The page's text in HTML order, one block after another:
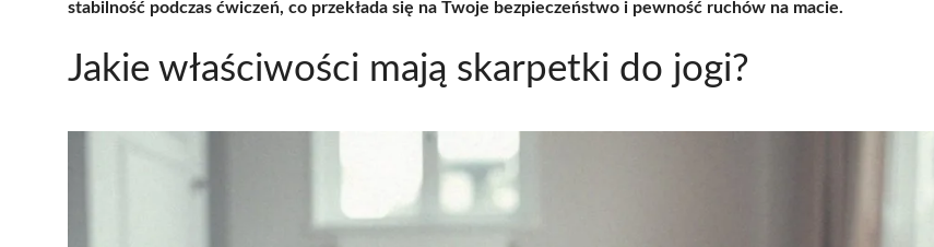
stabilność podczas ćwiczeń, co przekłada się na Twoje bezpieczeństwo i pewność ruchów na macie.
Jakie właściwości mają skarpetki do jogi?